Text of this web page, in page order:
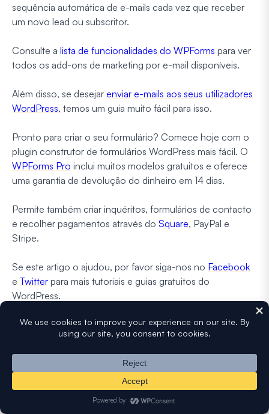
sequência automática de e-mails cada vez que receber
um novo lead ou subscritor.
Consulte a lista de funcionalidades do WPForms para ver
todos os add-ons de marketing por e-mail disponíveis.
Além disso, se desejar enviar e-mails aos seus utilizadores
WordPress, temos um guia muito fácil para isso.
Pronto para criar o seu formulário? Comece hoje com o
plugin construtor de formulários WordPress mais fácil. O
WPForms Pro inclui muitos modelos gratuitos e oferece
uma garantia de devolução do dinheiro em 14 dias.
Permite também criar inquéritos, formulários de contacto
e recolher pagamentos através do Square, PayPal e
Stripe.
Se este artigo o ajudou, por favor siga-nos no Facebook
e Twitter para mais tutoriais e guias gratuitos do
WordPress.
Divulgação: O nosso conteúdo é suportado pelo leitor. Isto significa
que se clicar em alguns dos nossos links, poderemos ganhar uma
como pode apoiar-nos.
Claire Broadley